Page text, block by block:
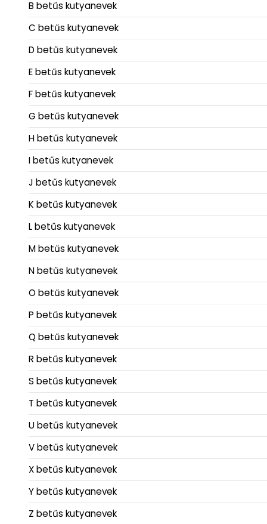
B betűs kutyanevek
C betűs kutyanevek
D betűs kutyanevek
E betűs kutyanevek
F betűs kutyanevek
G betűs kutyanevek
H betűs kutyanevek
I betűs kutyanevek
J betűs kutyanevek
K betűs kutyanevek
L betűs kutyanevek
M betűs kutyanevek
N betűs kutyanevek
O betűs kutyanevek
P betűs kutyanevek
Q betűs kutyanevek
R betűs kutyanevek
S betűs kutyanevek
T betűs kutyanevek
U betűs kutyanevek
V betűs kutyanevek
X betűs kutyanevek
Y betűs kutyanevek
Z betűs kutyanevek